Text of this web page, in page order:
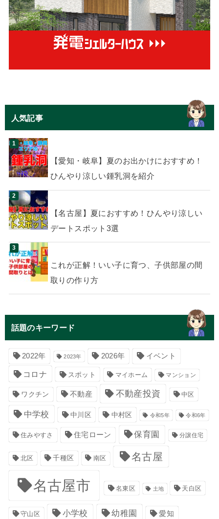
人気記事
【愛知・岐阜】夏のお出かけにおすすめ！
ひんやり涼しい鍾乳洞を紹介
【名古屋】夏におすすめ！ひんやり涼しい
デートスポット3選
これが正解！いい子に育つ、子供部屋の間
取りの作り方
話題のキーワード
2022年 2023年 2026年 イベント
コロナ スポット マイホーム マンション
ワクチン 不動産 不動産投資 中区
中学校 中川区 中村区 令和5年 令和6年
住みやすさ 住宅ローン 保育園 分譲住宅
北区 千種区 南区 名古屋
名古屋市 名東区 土地 天白区
守山区 小学校 幼稚園 愛知